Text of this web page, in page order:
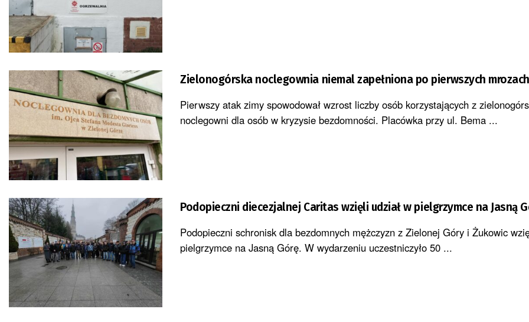
Zielonogórska noclegownia niemal zapełniona po pierwszych mrozach
Pierwszy atak zimy spowodował wzrost liczby osób korzystających z
noclegowni dla osób w kryzysie bezdomności. Placówka przy ul. Bema ...
Podopieczni diecezjalnej Caritas wzięli udział w pielgrzymce na Jasną
Podopieczni schronisk dla bezdomnych mężczyzn z Zielonej Góry i Żukowic
pielgrzymce na Jasną Górę. W wydarzeniu uczestniczyło 50 ...